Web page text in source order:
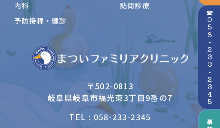
内科
予防接種・健診
訪問診療
〒502-0813
岐阜県岐阜市福光東3丁目9番の7
TEL : 058-233-2345
☎058-233-2345